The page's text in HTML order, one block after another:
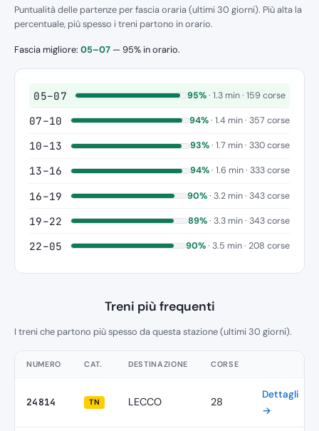
Puntualità delle partenze per fascia oraria (ultimi 30 giorni). Più alta la
percentuale, più spesso i treni partono in orario.
Fascia migliore: 05–07 — 95% in orario.
05–07 95% · 1.3 min · 159 corse
07–10 94%· 1.4 min · 357 corse
10–13 93%· 1.7 min · 330 corse
13–16 94%· 1.6 min · 333 corse
16–19 90%· 3.2 min · 343 corse
19–22 89%· 3.3 min · 343 corse
22–05 90%· 3.5 min · 208 corse
Treni più frequenti
I treni che partono più spesso da questa stazione (ultimi 30 giorni).
NUMERO CAT. DESTINAZIONE CORSE
24814 TN LECCO 28
Dettagli
→